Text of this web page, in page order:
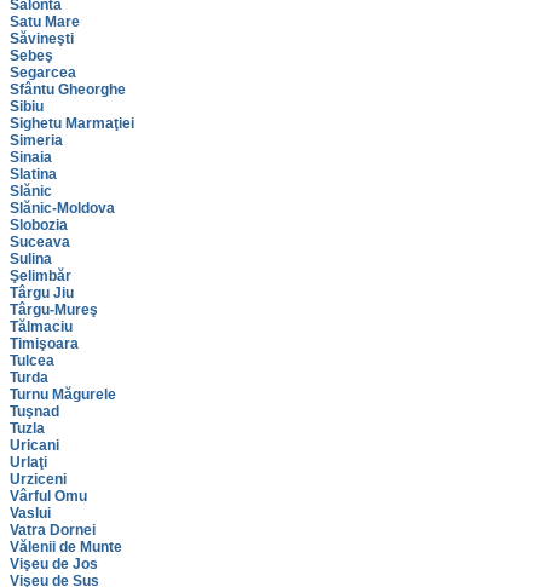
Salonta
Satu Mare
Săvineşti
Sebeş
Segarcea
Sfântu Gheorghe
Sibiu
Sighetu Marmaţiei
Simeria
Sinaia
Slatina
Slănic
Slănic-Moldova
Slobozia
Suceava
Sulina
Şelimbăr
Târgu Jiu
Târgu-Mureş
Tălmaciu
Timişoara
Tulcea
Turda
Turnu Măgurele
Tuşnad
Tuzla
Uricani
Urlaţi
Urziceni
Vârful Omu
Vaslui
Vatra Dornei
Vălenii de Munte
Vişeu de Jos
Vişeu de Sus